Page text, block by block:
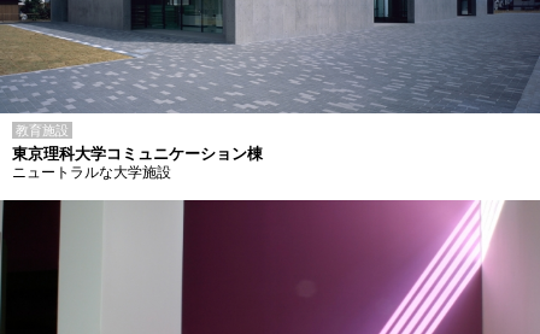
教育施設
東京理科大学コミュニケーション棟
ニュートラルな大学施設